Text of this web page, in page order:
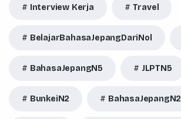
Interview Kerja Travel
BelajarBahasaJepangDariNol
BahasaJepangN5 JLPTN5
BunkeiN2 BahasaJepangN2